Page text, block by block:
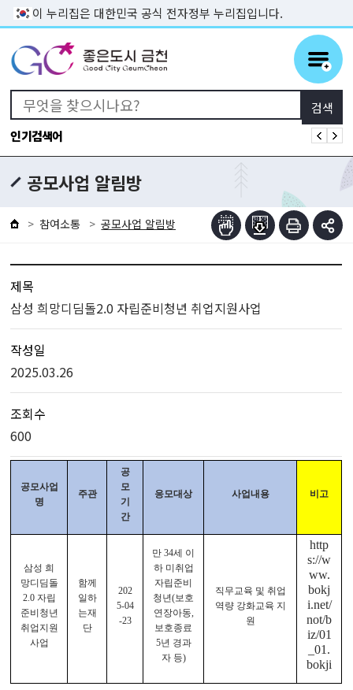
본문 바로가기
이 누리집은 대한민국 공식 전자정부 누리집입니다.
인기검색어
공모사업 알림방
참여소통 공모사업 알림방
제목
삼성 희망디딤돌2.0 자립준비청년 취업지원사업
작성일
2025.03.26
조회수
600
공모사업
명
주관
공
모
기
간
응모대상 사업내용 비고
삼성 희
망디딤돌
2.0 자립
준비청년
취업지원
사업
함께
일하
는재
단
202
5-04
-23
만 34세 이
하 미취업
자립준비
청년(보호
연장아동,
보호종료
5년 경과
자 등)
직무교육 및 취업
역량 강화교육 지
원
http
s://w
ww.
bokj
i.net/
not/b
iz/01
_01.
bokji